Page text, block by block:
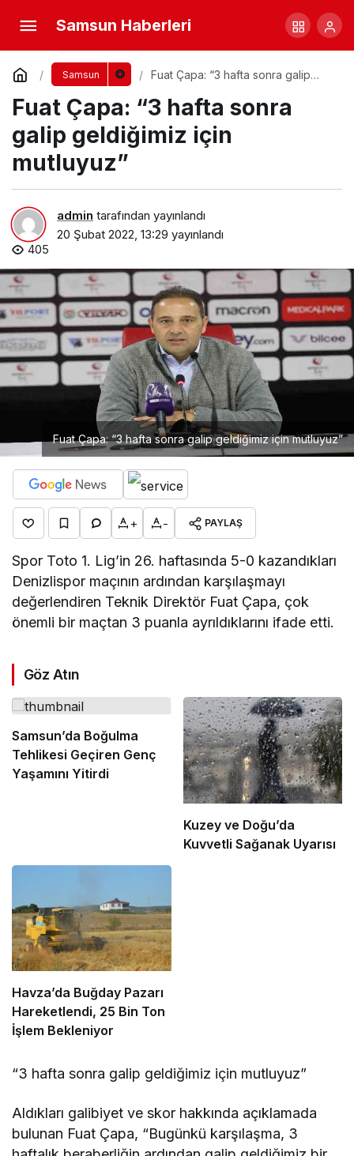
Samsun Haberleri
Samsun
Fuat Çapa: “3 hafta sonra galip
Fuat Çapa: “3 hafta sonra
galip geldiğimiz için
mutluyuz”
admin tarafından yayınlandı
20 Şubat 2022, 13:29 yayınlandı
405
Fuat Çapa: “3 hafta sonra galip geldiğimiz için mutluyuz”
+ - PAYLAŞ
Spor Toto 1. Lig’in 26. haftasında 5-0 kazandıkları
Denizlispor maçının ardından karşılaşmayı
değerlendiren Teknik Direktör Fuat Çapa, çok
önemli bir maçtan 3 puanla ayrıldıklarını ifade etti.
Göz Atın
Samsun’da Boğulma
Tehlikesi Geçiren Genç
Yaşamını Yitirdi
Kuzey ve Doğu’da
Kuvvetli Sağanak Uyarısı
Havza’da Buğday Pazarı
Hareketlendi, 25 Bin Ton
İşlem Bekleniyor
“3 hafta sonra galip geldiğimiz için mutluyuz”
Aldıkları galibiyet ve skor hakkında açıklamada
bulunan Fuat Çapa, “Bugünkü karşılaşma, 3